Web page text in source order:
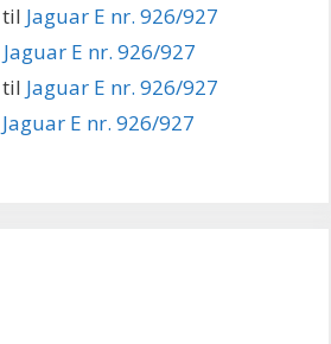
til Jaguar E nr. 926/927
Jaguar E nr. 926/927
til Jaguar E nr. 926/927
Jaguar E nr. 926/927